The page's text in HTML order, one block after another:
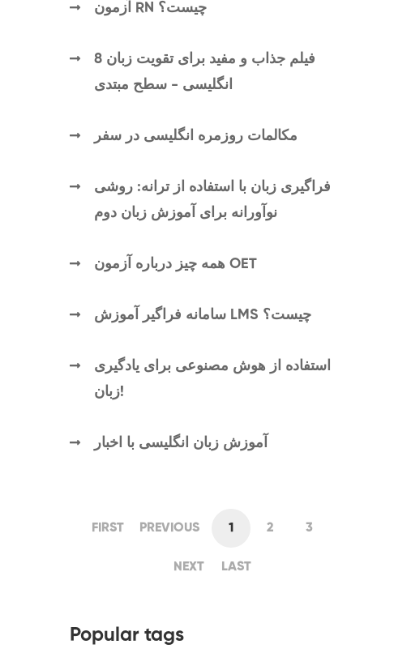
آزمون RN چیست؟
8 فیلم جذاب و مفید برای تقویت زبان
انگلیسی - سطح مبتدی
مکالمات روزمره انگلیسی در سفر
فراگیری زبان با استفاده از ترانه: روشی
نوآورانه برای آموزش زبان دوم
همه چیز درباره آزمون OET
سامانه فراگیر آموزش LMS چیست؟
استفاده از هوش مصنوعی برای یادگیری
زبان!
آموزش زبان انگلیسی با اخبار
FIRST PREVIOUS 1 2 3
NEXT LAST
Popular tags